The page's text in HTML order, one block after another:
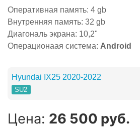
Оперативная память: 4 gb
Внутренняя память: 32 gb
Диагональ экрана: 10,2"
Операционаая система: Android
Hyundai IX25 2020-2022
SU2
Цена: 26 500 руб.